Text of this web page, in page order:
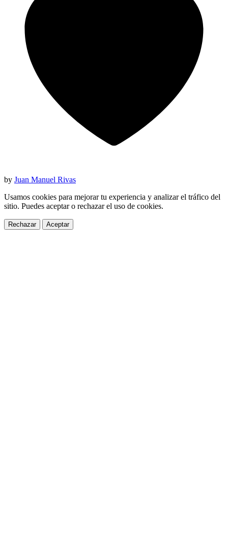
by Juan Manuel Rivas
Usamos cookies para mejorar tu experiencia y analizar el tráfico del
sitio. Puedes aceptar o rechazar el uso de cookies.
Rechazar Aceptar